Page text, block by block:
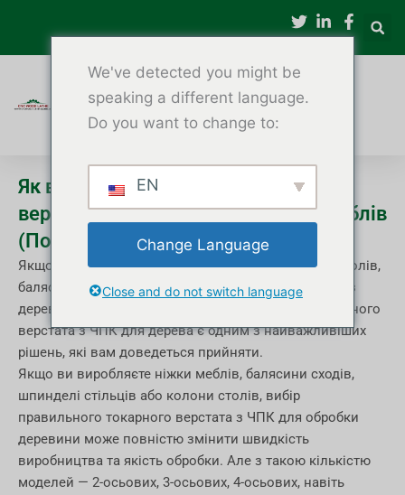
вмісту
Як вибрати найкращий токарний
верстат з ЧПУ для виробництва меблів
(Посібник покупця 2025 року)
Якщо ваш бізнес виробляє ніжки стільців, ніжки столів,
балясини для сходів, дерев'яні колони або вироби з
деревини на замовлення, вибір правильного токарного
верстата з ЧПК для дерева є одним з найважливіших
рішень, які вам доведеться прийняти.
Якщо ви виробляєте ніжки меблів, балясини сходів,
шпинделі стільців або колони столів, вибір
правильного токарного верстата з ЧПК для обробки
деревини може повністю змінити швидкість
виробництва та якість обробки. Але з такою кількістю
моделей — 2-осьових, 3-осьових, 4-осьових, навіть
We've detected you might be
speaking a different language.
Do you want to change to:
EN
Change Language
Close and do not switch language